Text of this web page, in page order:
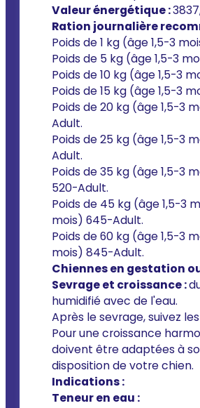
Valeur énergétique :
Ration journalière
Poids de 1 kg (âge 1,5-3
Poids de 5 kg (âge 1,5-3
Poids de 10 kg (âge 1,5-3
Poids de 15 kg (âge 1,5-3
Poids de 20 kg (âge 1,5-3
Adult.
Poids de 25 kg (âge 1,5-3
Adult.
Poids de 35 kg (âge 1,5-3
520-Adult.
Poids de 45 kg (âge 1,5-3
mois) 645-Adult.
Poids de 60 kg (âge 1,5-3
mois) 845-Adult.
Chiennes en gestation
Sevrage et croissance :
humidifié avec de l'eau.
Après le sevrage, suivez
Pour une croissance
doivent être adaptées à
disposition de votre chien.
Indications :
Teneur en eau :